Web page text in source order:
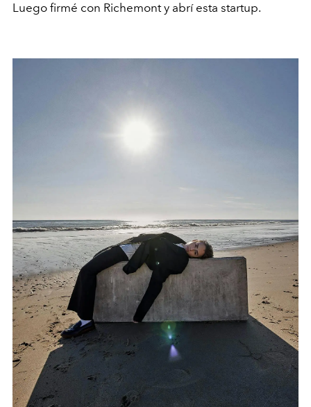
Luego firmé con Richemont y abrí esta startup.